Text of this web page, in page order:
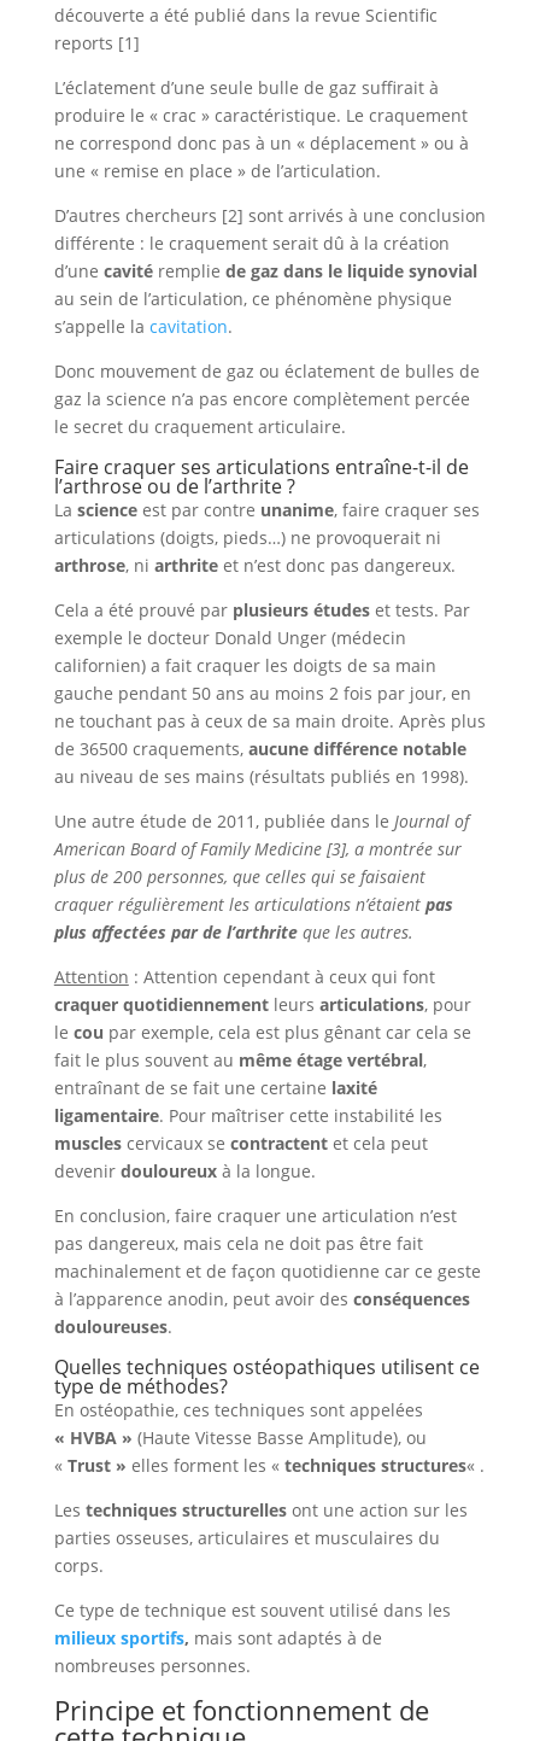
découverte a été publié dans la revue Scientific
reports [1]
L’éclatement d’une seule bulle de gaz suffirait à
produire le « crac » caractéristique. Le craquement
ne correspond donc pas à un « déplacement » ou à
une « remise en place » de l’articulation.
D’autres chercheurs [2] sont arrivés à une conclusion
différente : le craquement serait dû à la création
d’une cavitéremplie de gaz dans le liquide synovial
au sein de l’articulation, ce phénomène physique
s’appelle la cavitation.
Donc mouvement de gaz ou éclatement de bulles de
gaz la science n’a pas encore complètement percée
le secret du craquement articulaire.
Faire craquer ses articulations entraîne-t-il de
l’arthrose ou de l’arthrite ?
La scienceest par contre unanime, faire craquer ses
articulations (doigts, pieds…) ne provoquerait ni
arthrose, ni arthrite et n’est donc pas dangereux.
Cela a été prouvé par plusieurs étudeset tests. Par
exemple le docteur Donald Unger (médecin
californien) a fait craquer les doigts de sa main
gauche pendant 50 ans au moins 2 fois par jour, en
ne touchant pas à ceux de sa main droite. Après plus
de 36500 craquements, aucune différence notable
au niveau de ses mains (résultats publiés en 1998).
Une autre étude de 2011, publiée dans le Journal of
American Board of Family Medicine [3], a montrée sur
plus de 200 personnes, que celles qui se faisaient
craquer régulièrement les articulations n’étaient pas
plus affectées par de l’arthriteque les autres.
Attention : Attention cependant à ceux qui font
craquer quotidiennementleurs articulations, pour
le cou par exemple, cela est plus gênant car cela se
fait le plus souvent au même étage vertébral,
entraînant de se fait une certaine laxité
ligamentaire. Pour maîtriser cette instabilité les
musclescervicaux se contractentet cela peut
devenir douloureuxà la longue.
En conclusion, faire craquer une articulation n’est
pas dangereux, mais cela ne doit pas être fait
machinalement et de façon quotidienne car ce geste
à l’apparence anodin, peut avoir des conséquences
douloureuses.
Quelles techniques ostéopathiques utilisent ce
type de méthodes?
En ostéopathie, ces techniques sont appelées
« HVBA » (Haute Vitesse Basse Amplitude), ou
« Trust » elles forment les « techniques structures« .
Les techniques structurellesont une action sur les
parties osseuses, articulaires et musculaires du
corps.
Ce type de technique est souvent utilisé dans les
milieux sportifs, mais sont adaptés à de
nombreuses personnes.
Principe et fonctionnement de